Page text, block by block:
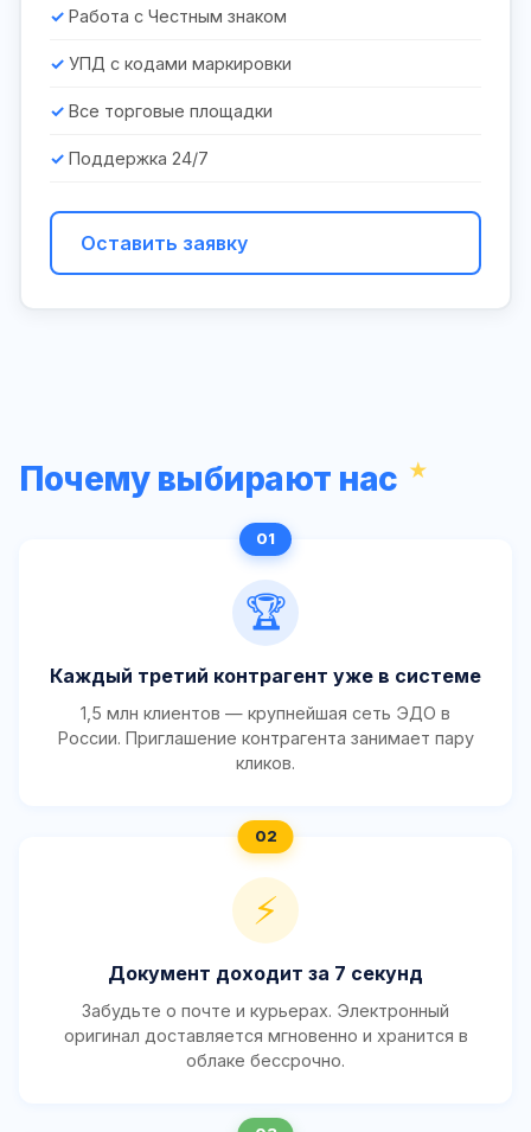
Работа с Честным знаком
УПД с кодами маркировки
Все торговые площадки
Поддержка 24/7
Оставить заявку
Почему выбирают нас
🏆
Каждый третий контрагент уже в системе
1,5 млн клиентов — крупнейшая сеть ЭДО в
России. Приглашение контрагента занимает пару
кликов.
⚡
Документ доходит за 7 секунд
Забудьте о почте и курьерах. Электронный
оригинал доставляется мгновенно и хранится в
облаке бессрочно.